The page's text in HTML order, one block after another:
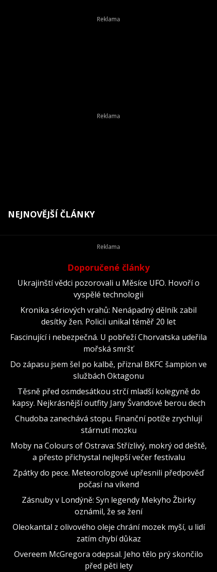
NEJNOVĚJŠÍ ČLÁNKY
Doporučené články
Ukrajinští vědci pozorovali u Měsíce UFO. Hovoří o
vyspělé technologii
Kronika sériových vrahů: Nenápadný dělník zabil
desítky žen. Policii unikal téměř 20 let
Fascinující i nebezpečná. U pobřeží Chorvatska udeřila
mořská smršť
Do zápasu jsem šel po kalbě, přiznal BKFC šampion ve
službách Oktagonu
Těsně před osmdesátkou strčí mladší kolegyně do
kapsy. Nejkrásnější outfity Jany Švandové berou dech
Chudoba zanechává stopu. Finanční potíže zrychlují
stárnutí mozku
Moby na Colours of Ostrava: Střízlivý, mokrý od deště,
a přesto přichystal nejlepší večer festivalu
Zpátky do pece. Meteorologové upřesnili předpověď
počasí na víkend
Zásnuby v Londýně: Syn legendy Mekyho Žbirky
oznámil, že se žení
Oleokantal z olivového oleje chrání mozek myší, u lidí
zatím chybí důkaz
Overeem McGregora odepsal. Jeho tělo prý skončilo
před pěti lety